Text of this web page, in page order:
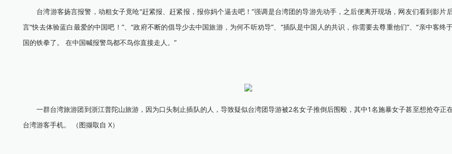
台湾游客扬言报警，动粗女子竟呛“赶紧报、赶紧报，报你妈个逼去吧！”强调是台湾团的导游先动手，之后便离开现场，网友们看到影片
言“快去体验蓝白最爱的中国吧！”、“政府不断的倡导少去中国旅游，为何不听劝导”、“插队是中国人的共识，你需要去尊重他们”、“亲中客终
国的铁拳了。 在中国喊报警鸟都不鸟你直接走人。”
一群台湾旅游团到浙江普陀山旅游，因为口头制止插队的人，导致疑似台湾团导游被2名女子推倒后围殴，其中1名施暴女子甚至想抢夺正
台湾游客手机。 （图撷取自 X）